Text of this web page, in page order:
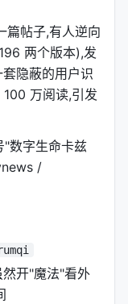
帖子,有人逆向
两个版本),发
隐蔽的用户识
万阅读,引发
数字生命卡兹
/
开"魔法"看外